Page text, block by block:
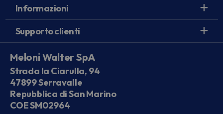
Informazioni
Supporto clienti
Meloni Walter SpA
Strada la Ciarulla, 94
47899 Serravalle
Repubblica di San Marino
COE SM02964